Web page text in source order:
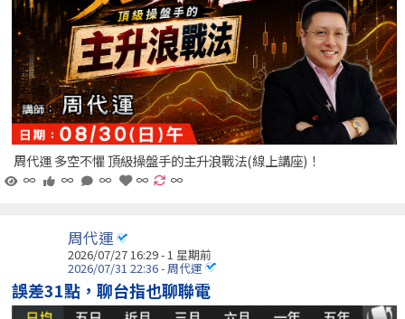
周代運 多空不懼 頂級操盤手的主升浪戰法(線上講座)！
∞
∞ ∞ ∞ ∞
周代運
2026/07/27 16:29 - 1 星期前
2026/07/31 22:36 - 周代運
誤差31點，聊台指也聊聯電